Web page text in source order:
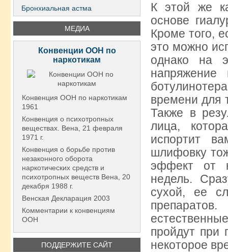
Бронхиальная астма
МЕДИА
Конвенции ООН по
наркотикам
Конвенция ООН по наркотикам
1961
Конвенция о психотропных
веществах. Вена, 21 февраля
1971 г.
Конвенция о борьбе против
незаконного оборота
наркотических средств и
психотропных веществ Вена, 20
декабря 1988 г.
Венская Декларация 2003
Комментарии к конвенциям
ООН
ПОДДЕРЖИТЕ САЙТ
К этой же
основе
Кроме того,
это можно
однако на
времени для
Также в
лица,
испортит
шлифовку
эффект от
недель.
сухой, ее
пройдут при
некоторое